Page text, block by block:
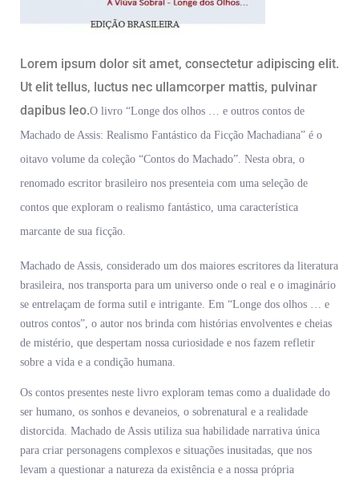
Lorem ipsum dolor sit amet, consectetur adipiscing elit.
Ut elit tellus, luctus nec ullamcorper mattis, pulvinar
dapibus leo.O livro “Longe dos olhos … e outros contos de
Machado de Assis: Realismo Fantástico da Ficção Machadiana” é o
oitavo volume da coleção “Contos do Machado”. Nesta obra, o
renomado escritor brasileiro nos presenteia com uma seleção de
contos que exploram o realismo fantástico, uma característica
marcante de sua ficção.
Machado de Assis, considerado um dos maiores escritores da literatura
brasileira, nos transporta para um universo onde o real e o imaginário
se entrelaçam de forma sutil e intrigante. Em “Longe dos olhos … e
outros contos”, o autor nos brinda com histórias envolventes e cheias
de mistério, que despertam nossa curiosidade e nos fazem refletir
sobre a vida e a condição humana.
Os contos presentes neste livro exploram temas como a dualidade do
ser humano, os sonhos e devaneios, o sobrenatural e a realidade
distorcida. Machado de Assis utiliza sua habilidade narrativa única
para criar personagens complexos e situações inusitadas, que nos
levam a questionar a natureza da existência e a nossa própria